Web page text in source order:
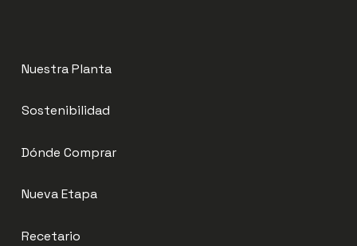
Nuestra Planta
Sostenibilidad
Dónde Comprar
Nueva Etapa
Recetario